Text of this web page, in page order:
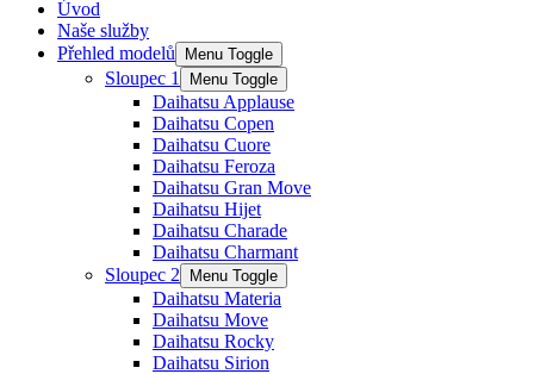
Úvod
Naše služby
Přehled modelů
Menu Toggle
Sloupec 1 Menu Toggle
Daihatsu Applause
Daihatsu Copen
Daihatsu Cuore
Daihatsu Feroza
Daihatsu Gran Move
Daihatsu Hijet
Daihatsu Charade
Daihatsu Charmant
Sloupec 2
Menu Toggle
Daihatsu Materia
Daihatsu Move
Daihatsu Rocky
Daihatsu Sirion